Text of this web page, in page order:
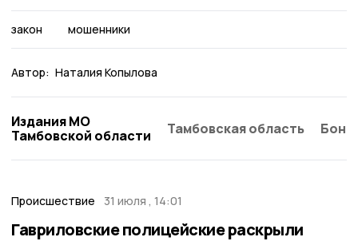
закон мошенники
Автор: Наталия Копылова
Издания МО
Тамбовской области
Тамбовская область
Происшествие 31 июля , 14:01
Гавриловские полицейские раскрыли